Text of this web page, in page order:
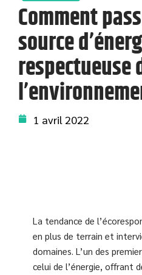
Comment
source
respectueuse
1 avril 2022
La tendance de
en plus de terrain et
domaines. L’un des
celui de l’énergie, offrant